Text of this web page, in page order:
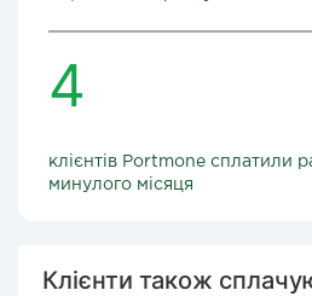
4
клієнтів Portmone сплатили
минулого місяця
Клієнти також